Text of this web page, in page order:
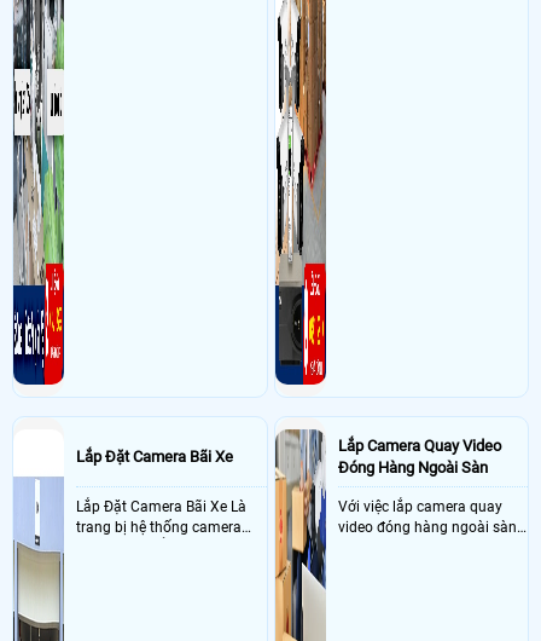
Lắp Đặt Camera Bãi Xe
Lắp Đặt Camera Bãi Xe Là
trang bị hệ thống camera
Lắp Camera Quay Video
Đóng Hàng Ngoài Sàn
Với việc lắp camera quay
video đóng hàng ngoài sàn